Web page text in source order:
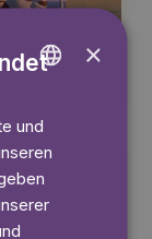
GERMAN
×
und